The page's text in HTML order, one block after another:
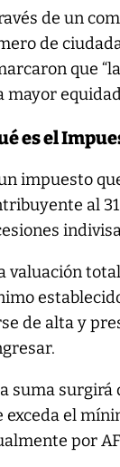
de un
de
que
mayor
es el
impuesto
al
valuación
de alta y
suma surgirá
exceda el
por